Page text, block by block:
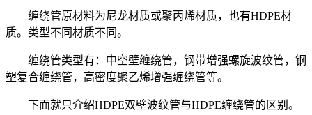
缠绕管原材料为尼龙材质或聚丙烯材质，也有HDPE材
质。类型不同材质不同。
缠绕管类型有：中空壁缠绕管，钢带增强螺旋波纹管，钢
塑复合缠绕管，高密度聚乙烯增强缠绕管等。
下面就只介绍HDPE双壁波纹管与HDPE缠绕管的区别。